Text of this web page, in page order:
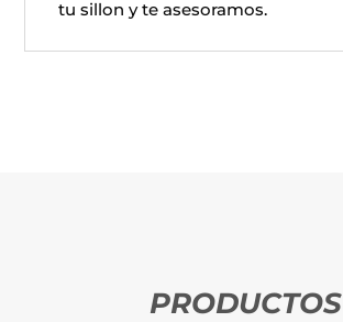
tu sillon y te asesoramos.
PRODUCTOS